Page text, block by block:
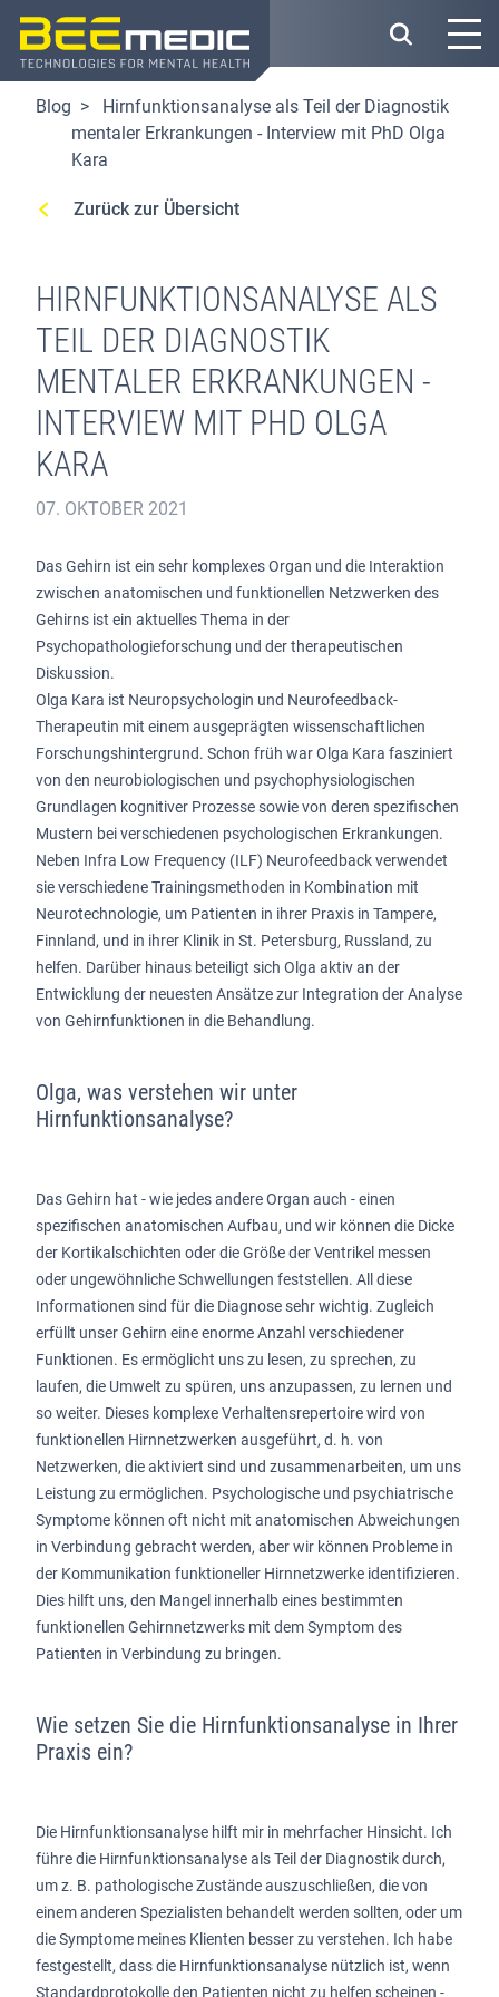
Direkt
zum
Inhalt
Blog
Hirnfunktionsanalyse als Teil der Diagnostik
mentaler Erkrankungen - Interview mit PhD Olga
Kara
Zurück zur Übersicht
HIRNFUNKTIONSANALYSE ALS
TEIL DER DIAGNOSTIK
MENTALER ERKRANKUNGEN -
INTERVIEW MIT PHD OLGA
KARA
07. OKTOBER 2021
Das Gehirn ist ein sehr komplexes Organ und die Interaktion
zwischen anatomischen und funktionellen Netzwerken des
Gehirns ist ein aktuelles Thema in der
Psychopathologieforschung und der therapeutischen
Diskussion.
Olga Kara ist Neuropsychologin und Neurofeedback-
Therapeutin mit einem ausgeprägten wissenschaftlichen
Forschungshintergrund. Schon früh war Olga Kara fasziniert
von den neurobiologischen und psychophysiologischen
Grundlagen kognitiver Prozesse sowie von deren spezifischen
Mustern bei verschiedenen psychologischen Erkrankungen.
Neben Infra Low Frequency (ILF) Neurofeedback verwendet
sie verschiedene Trainingsmethoden in Kombination mit
Neurotechnologie, um Patienten in ihrer Praxis in Tampere,
Finnland, und in ihrer Klinik in St. Petersburg, Russland, zu
helfen. Darüber hinaus beteiligt sich Olga aktiv an der
Entwicklung der neuesten Ansätze zur Integration der Analyse
von Gehirnfunktionen in die Behandlung.
Olga, was verstehen wir unter
Hirnfunktionsanalyse?
Das Gehirn hat - wie jedes andere Organ auch - einen
spezifischen anatomischen Aufbau, und wir können die Dicke
der Kortikalschichten oder die Größe der Ventrikel messen
oder ungewöhnliche Schwellungen feststellen. All diese
Informationen sind für die Diagnose sehr wichtig. Zugleich
erfüllt unser Gehirn eine enorme Anzahl verschiedener
Funktionen. Es ermöglicht uns zu lesen, zu sprechen, zu
laufen, die Umwelt zu spüren, uns anzupassen, zu lernen und
so weiter. Dieses komplexe Verhaltensrepertoire wird von
funktionellen Hirnnetzwerken ausgeführt, d. h. von
Netzwerken, die aktiviert sind und zusammenarbeiten, um uns
Leistung zu ermöglichen. Psychologische und psychiatrische
Symptome können oft nicht mit anatomischen Abweichungen
in Verbindung gebracht werden, aber wir können Probleme in
der Kommunikation funktioneller Hirnnetzwerke identifizieren.
Dies hilft uns, den Mangel innerhalb eines bestimmten
funktionellen Gehirnnetzwerks mit dem Symptom des
Patienten in Verbindung zu bringen.
Wie setzen Sie die Hirnfunktionsanalyse in Ihrer
Praxis ein?
Die Hirnfunktionsanalyse hilft mir in mehrfacher Hinsicht. Ich
führe die Hirnfunktionsanalyse als Teil der Diagnostik durch,
um z. B. pathologische Zustände auszuschließen, die von
einem anderen Spezialisten behandelt werden sollten, oder um
die Symptome meines Klienten besser zu verstehen. Ich habe
festgestellt, dass die Hirnfunktionsanalyse nützlich ist, wenn
Standardprotokolle den Patienten nicht zu helfen scheinen -